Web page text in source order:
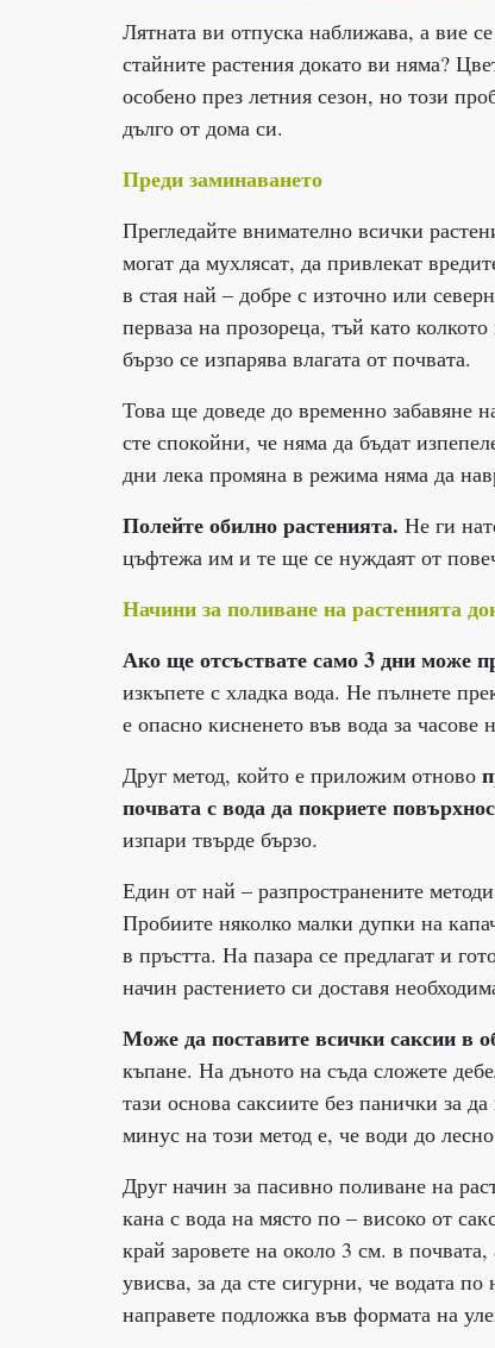
Лятната ви отпуска наближава, а вие
стайните растения докато ви няма?
особено през летния сезон, но този
дълго от дома си.
Преди заминаването
Прегледайте внимателно всички
могат да мухлясат, да привлекат
в стая най – добре с източно или
перваза на прозореца, тъй като
бързо се изпарява влагата от почвата.
Това ще доведе до временно забавяне
сте спокойни, че няма да бъдат
дни лека промяна в режима няма да
Полейте обилно растенията. Не ги
цъфтежа им и те ще се нуждаят от
Начини за поливане на растенията
Ако ще отсъствате само 3 дни може
изкъпете с хладка вода. Не пълнете
е опасно кисненето във вода за часове
Друг метод, който е приложим отново
почвата с вода да покриете
изпари твърде бързо.
Един от най – разпространените
Пробиите няколко малки дупки на
в пръстта. На пазара се предлагат и
начин растението си доставя
Може да поставите всички саксии в
къпане. На дъното на съда сложете
тази основа саксиите без панички за
минус на този метод е, че води до
Друг начин за пасивно поливане на
кана с вода на място по – високо от
край заровете на около 3 см. в
увисва, за да сте сигурни, че водата
направете подложка във формата на